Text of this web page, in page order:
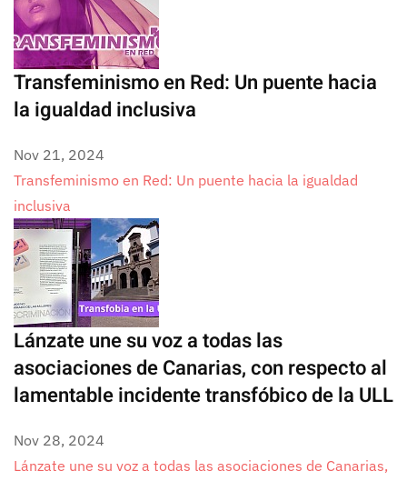
Transfeminismo en Red: Un puente hacia
la igualdad inclusiva
Nov 21, 2024
Transfeminismo en Red: Un puente hacia la igualdad
inclusiva
Lánzate une su voz a todas las
asociaciones de Canarias, con respecto al
lamentable incidente transfóbico de la ULL
Nov 28, 2024
Lánzate une su voz a todas las asociaciones de Canarias,